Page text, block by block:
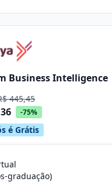
Business Intelligence
445,45
-75%
é Grátis
graduação)